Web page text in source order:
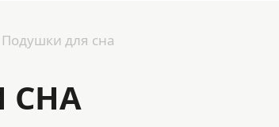
Подушки для сна
СНА